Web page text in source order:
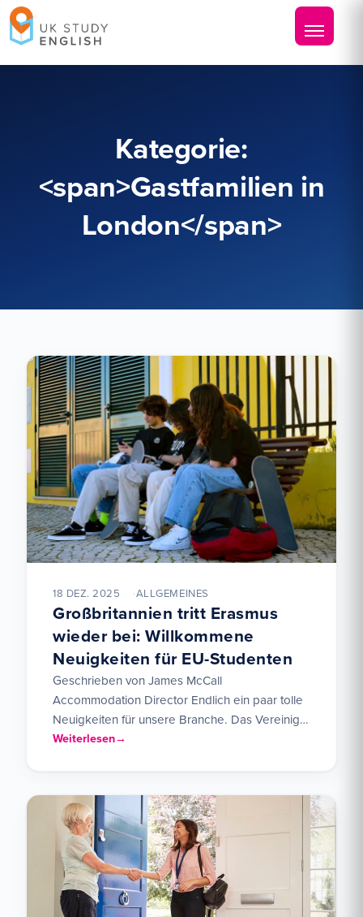
Kategorie:
<span>Gastfamilien in
London</span>
18 DEZ. 2025 ALLGEMEINES
Großbritannien tritt Erasmus
wieder bei: Willkommene
Neuigkeiten für EU-Studenten
Geschrieben von James McCall
Accommodation Director Endlich ein paar tolle
Neuigkeiten für unsere Branche. Das Vereinigte
Königreich tritt erneut Erasmus+ bei, und dies
Weiterlesen